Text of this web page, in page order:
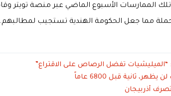
مما جعل الحكومة الهندية تستجيب لمطالبهم.
“الميليشيات تفضل الرصاص على الاقتراع”
ثانية قبل 6800 عاماً
تصرف أذربيجان